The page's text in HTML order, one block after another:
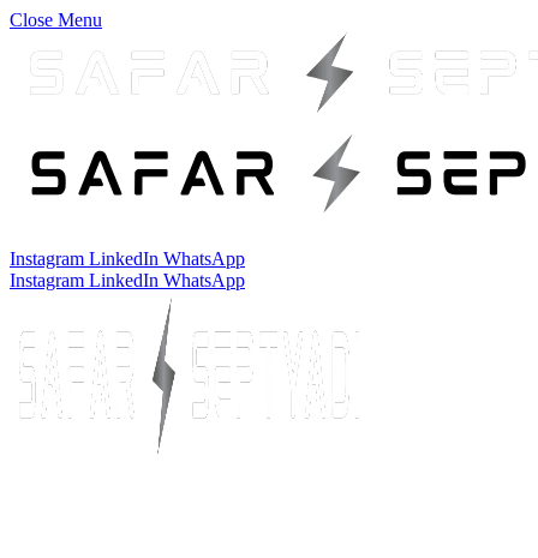
Close Menu
Instagram LinkedIn WhatsApp
Instagram LinkedIn WhatsApp